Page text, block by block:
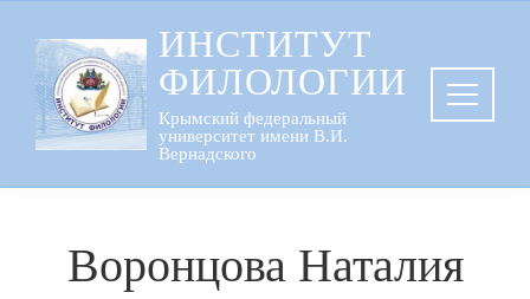
содержанию
ИНСТИТУТ
ФИЛОЛОГИИ
Крымский федеральный
университет имени В.И.
Вернадского
Воронцова Наталия